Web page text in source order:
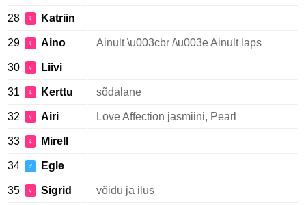
28 ♀ Katriin
29 ♀ Aino Ainult \u003cbr /\u003e Ainult laps
30 ♀ Liivi
31 ♀ Kerttu sõdalane
32 ♀ Airi Love Affection jasmiini, Pearl
33 ♀ Mirell
34 ♂ Egle
35 ♀ Sigrid võidu ja ilus